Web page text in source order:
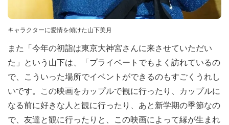
キャラクターに愛情を傾けた山下美月
また「今年の初詣は東京大神宮さんに来させていただい
た」という山下は、「プライベートでもよく訪れているの
で、こういった場所でイベントができるのもすごくうれし
いです。この映画をカップルで観に行ったり、カップルに
なる前に好きな人と観に行ったり、あと新学期の季節なの
で、友達と観に行ったりと、この映画によって縁が生まれ